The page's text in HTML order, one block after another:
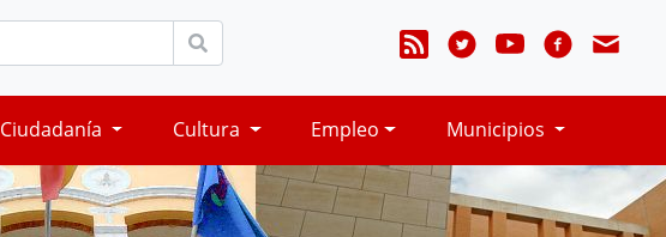
Ciudadanía Cultura Empleo Municipios